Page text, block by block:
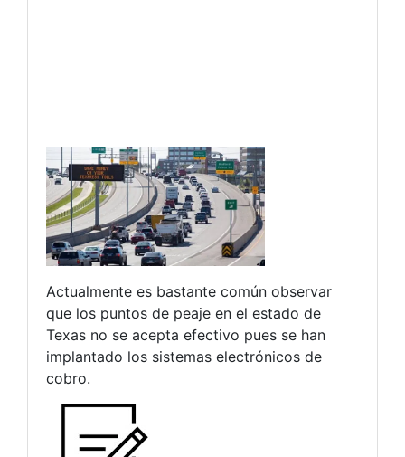
Actualmente es bastante común observar
que los puntos de peaje en el estado de
Texas no se acepta efectivo pues se han
implantado los sistemas electrónicos de
cobro.